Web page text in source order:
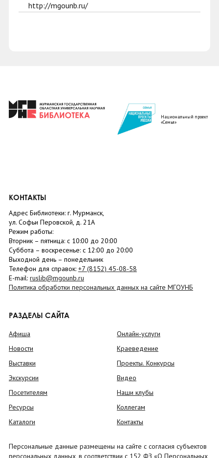
http://mgounb.ru/
Национальный проект
«Семья»
КОНТАКТЫ
Адрес Библиотеки: г. Мурманск,
ул. Софьи Перовской, д. 21А
Режим работы:
Вторник – пятница: с 10:00 до 20:00
Суббота – воскресенье: c 12:00 до 20:00
Выходной день – понедельник
Телефон для справок: +7 (8152) 45-08-58
E-mail: ruslib@mgounb.ru
Политика обработки персональных данных на сайте МГОУНБ
РАЗДЕЛЫ САЙТА
Афиша
Новости
Выставки
Экскурсии
Посетителям
Ресурсы
Каталоги
Онлайн-услуги
Краеведение
Проекты. Конкурсы
Видео
Наши клубы
Коллегам
Контакты
Персональные данные размещены на сайте с согласия субъектов
персональных данных, в соответствии с 152 ФЗ «О Персональных